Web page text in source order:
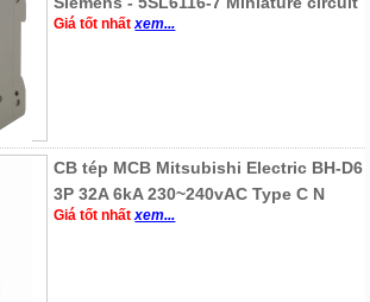
Giá tốt nhấtxem...
CB tép MCB Mitsubishi Electric BH-D6
3P 32A 6kA 230~240vAC Type C N
Giá tốt nhấtxem...